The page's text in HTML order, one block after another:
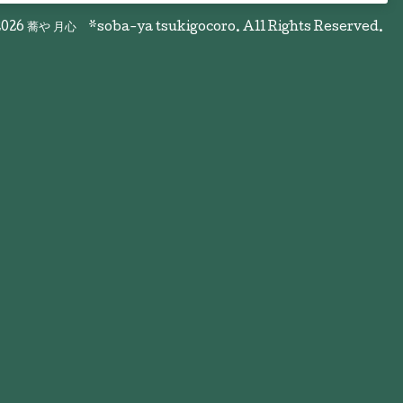
蕎や 月心 *soba-ya tsukigocoro. All Rights Reserved.